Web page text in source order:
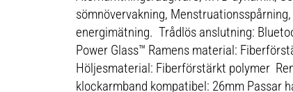
sömnövervakning,
energimätning. Trådlös anslutning:
Power Glass™ Ramens material:
Höljesmaterial: Fiberförstärkt polymer
klockarmband kompatibel: 26mm Passar